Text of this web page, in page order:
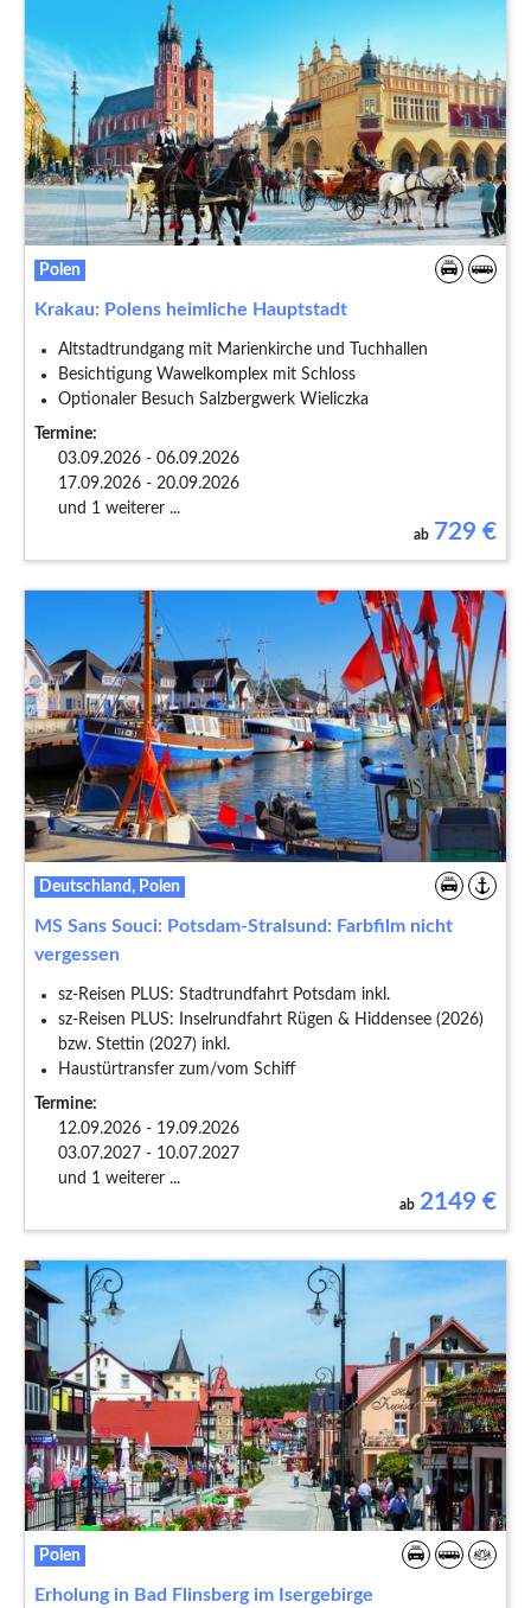
Polen
Krakau: Polens heimliche Hauptstadt
Altstadtrundgang mit Marienkirche und Tuchhallen
Besichtigung Wawelkomplex mit Schloss
Optionaler Besuch Salzbergwerk Wieliczka
Termine:
03.09.2026 - 06.09.2026
17.09.2026 - 20.09.2026
und 1 weiterer ...
ab 729 €
Deutschland, Polen
MS Sans Souci: Potsdam-Stralsund: Farbfilm nicht
vergessen
sz-Reisen PLUS: Stadtrundfahrt Potsdam inkl.
sz-Reisen PLUS: Inselrundfahrt Rügen & Hiddensee (2026)
bzw. Stettin (2027) inkl.
Haustürtransfer zum/vom Schiff
Termine:
12.09.2026 - 19.09.2026
03.07.2027 - 10.07.2027
und 1 weiterer ...
ab 2149 €
Polen
Erholung in Bad Flinsberg im Isergebirge